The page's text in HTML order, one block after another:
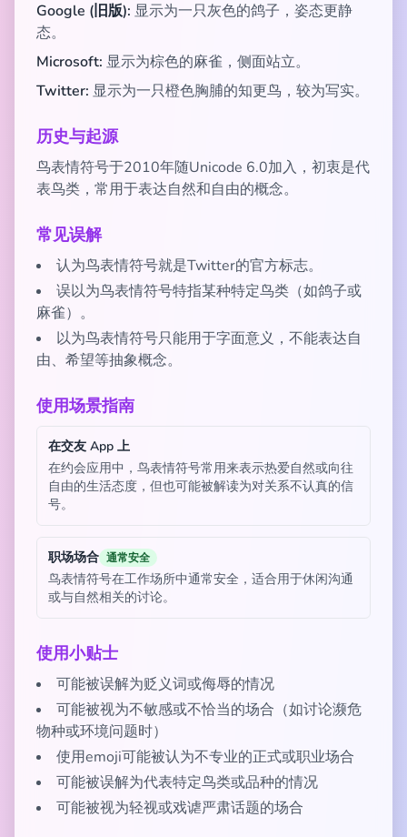
Google (旧版): 显示为一只灰色的鸽子，姿态更静
态。
Microsoft: 显示为棕色的麻雀，侧面站立。
Twitter: 显示为一只橙色胸脯的知更鸟，较为写实。
历史与起源
鸟表情符号于2010年随Unicode 6.0加入，初衷是代
表鸟类，常用于表达自然和自由的概念。
常见误解
认为鸟表情符号就是Twitter的官方标志。
误以为鸟表情符号特指某种特定鸟类（如鸽子或
麻雀）。
以为鸟表情符号只能用于字面意义，不能表达自
由、希望等抽象概念。
使用场景指南
在交友 App 上
在约会应用中，鸟表情符号常用来表示热爱自然或向往
自由的生活态度，但也可能被解读为对关系不认真的信
号。
职场场合 通常安全
鸟表情符号在工作场所中通常安全，适合用于休闲沟通
或与自然相关的讨论。
使用小贴士
可能被误解为贬义词或侮辱的情况
可能被视为不敏感或不恰当的场合（如讨论濒危
物种或环境问题时）
使用emoji可能被认为不专业的正式或职业场合
可能被误解为代表特定鸟类或品种的情况
可能被视为轻视或戏谑严肃话题的场合